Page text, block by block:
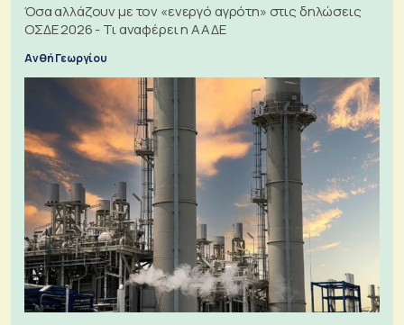
Όσα αλλάζουν με τον «ενεργό αγρότη» στις δηλώσεις
ΟΣΔΕ 2026 - Τι αναφέρει η ΑΑΔΕ
Ανθή Γεωργίου